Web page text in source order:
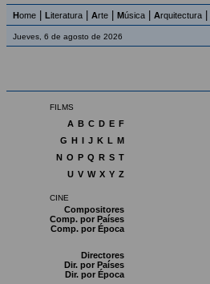
Home Literatura Arte Música Arquitectura
Jueves, 6 de agosto de 2026
FILMS
A B C D E F
G H I J K L M
N O P Q R S T
U V W X Y Z
CINE
Compositores
Comp. por Países
Comp. por Época
Directores
Dir. por Países
Dir. por Época